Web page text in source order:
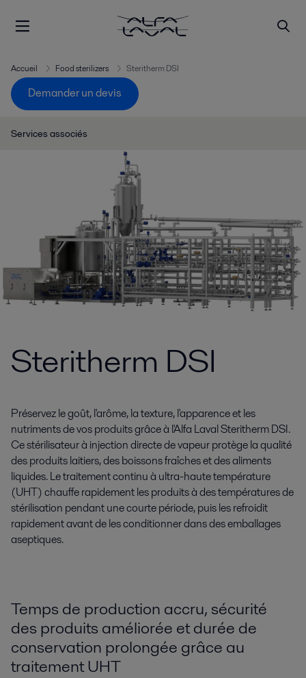
Accueil Food sterilizers Steritherm DSI
Demander un devis
Services associés
Steritherm DSI
Préservez le goût, l'arôme, la texture, l'apparence et les
nutriments de vos produits grâce à l'Alfa Laval Steritherm DSI.
Ce stérilisateur à injection directe de vapeur protège la qualité
des produits laitiers, des boissons fraîches et des aliments
liquides. Le traitement continu à ultra-haute température
(UHT) chauffe rapidement les produits à des températures de
stérilisation pendant une courte période, puis les refroidit
rapidement avant de les conditionner dans des emballages
aseptiques.
Temps de production accru, sécurité
des produits améliorée et durée de
conservation prolongée grâce au
traitement UHT